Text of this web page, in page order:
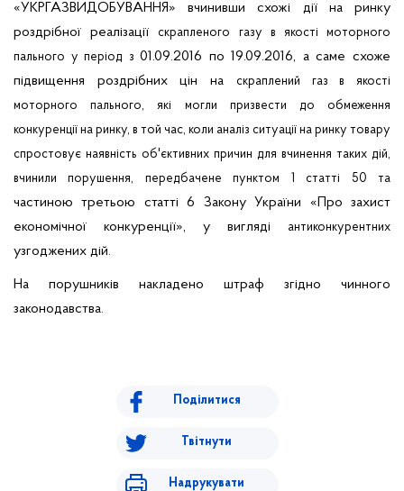
«УКРГАЗВИДОБУВАННЯ» вчинивши схожі дії на ринку
роздрібної реалізації скрапленого газу в якості моторного
пального у період з01.09.2016 по 19.09.2016, а саме схоже
підвищення роздрібних цін на
скраплений газ в якості
моторного пального, які могли призвести до обмеження
конкуренції на ринку, в той час, коли аналіз ситуації на ринку товару
спростовує наявність об'єктивних причин для вчинення таких дій,
вчинили порушення, передбачене пунктом 1 статті 50 та
частиною третьою статті 6 Закону України «Про захист
економічної конкуренції», у вигляді антиконкурентних
узгоджених дій.
На порушників накладено штраф згідно чинного
законодавства.
Поділитися
Твітнути
Надрукувати